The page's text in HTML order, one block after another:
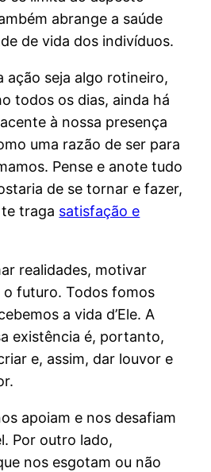
abrange a saúde
de vida dos indivíduos.
ação seja algo rotineiro,
todos os dias, ainda há
à nossa presença
uma razão de ser para
Pense e anote tudo
de se tornar e fazer,
traga satisfação e
realidades, motivar
o futuro. Todos fomos
a vida d’Ele. A
existência é, portanto,
e, assim, dar louvor e
apoiam e nos desafiam
Por outro lado,
nos esgotam ou não